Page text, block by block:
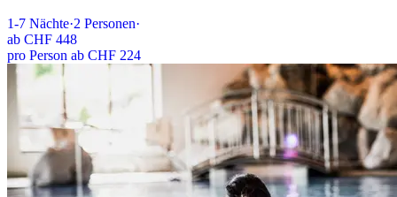
1-7 Nächte·2 Personen·
ab CHF 448
pro Person ab CHF 224